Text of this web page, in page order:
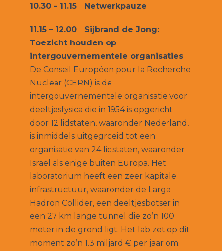
10.30 – 11.15 Netwerkpauze
11.15 – 12.00 Sijbrand de Jong:
Toezicht houden op
intergouvernementele organisaties
De Conseil Européen pour la Recherche
Nuclear (CERN) is de
intergouvernementele organisatie voor
deeltjesfysica die in 1954 is opgericht
door 12 lidstaten, waaronder Nederland,
is inmiddels uitgegroeid tot een
organisatie van 24 lidstaten, waaronder
Israël als enige buiten Europa. Het
laboratorium heeft een zeer kapitale
infrastructuur, waaronder de Large
Hadron Collider, een deeltjesbotser in
een 27 km lange tunnel die zo’n 100
meter in de grond ligt. Het lab zet op dit
moment zo’n 1.3 miljard € per jaar om.